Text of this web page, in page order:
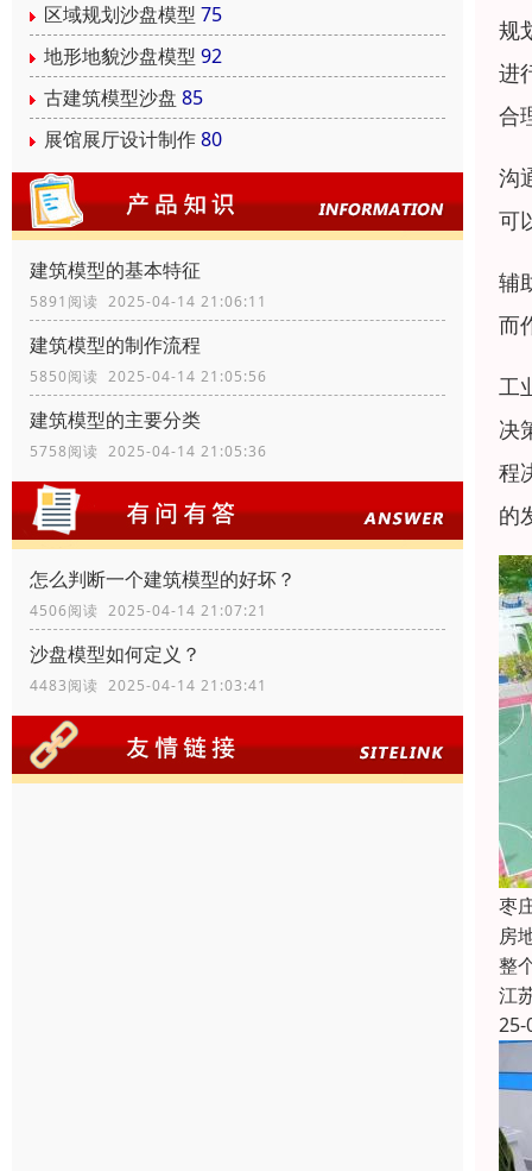
区域规划沙盘模型 75
地形地貌沙盘模型 92
古建筑模型沙盘 85
展馆展厅设计制作80
建筑模型的基本特征
5891阅读 2025-04-14 21:06:11
建筑模型的制作流程
5850阅读 2025-04-14 21:05:56
建筑模型的主要分类
5758阅读 2025-04-14 21:05:36
怎么判断一个建筑模型的好坏？
4506阅读 2025-04-14 21:07:21
沙盘模型如何定义？
4483阅读 2025-04-14 21:03:41
规
进
合
沟
可
辅
而
工
决
程
的
枣
房
整
江
25-